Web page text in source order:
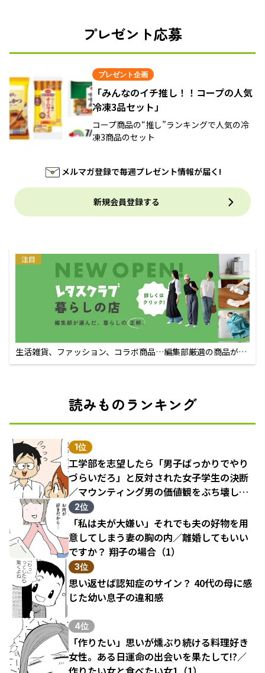
プレゼント応募
プレゼント企画
「みんなのイチ推し！！コープの人気
冷凍3品セット」
コープ商品の“推し”ランキングで人気の冷
凍3商品のセット
メルマガ登録で毎週プレゼント情報が届く!
新規会員登録する
注目
生活雑貨、ファッション、コラボ商品…編集部厳選の商品が買
えるECサイト
読みものランキング
1位
工学部を志望したら「男子ばっかりでやり
づらいだろ」と反対された女子学生の決断
／マウンティング男の価値観をぶち壊した
結果（1）
2位
「私は夫が大嫌い」それでも夫の好物を用
意してしまう妻の胸の内／離婚してもいい
ですか？ 翔子の場合（1）
3位
思い返せば認知症のサイン？ 40代の母に感
じた幼い息子の違和感
4位
「作りたい」思いが燻ぶり続ける料理好き
女性。ある日運命の出会いを果たして!?／